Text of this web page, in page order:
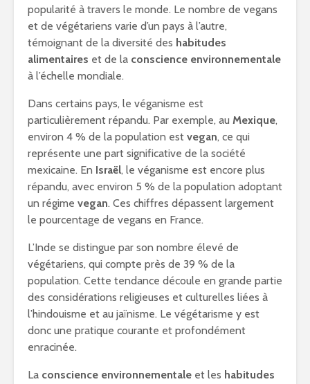
popularité à travers le monde. Le nombre de vegans
et de végétariens varie d’un pays à l’autre,
témoignant de la diversité des habitudes
alimentaires et de la conscience environnementale
à l’échelle mondiale.
Dans certains pays, le véganisme est
particulièrement répandu. Par exemple, au Mexique,
environ 4 % de la population est vegan, ce qui
représente une part significative de la société
mexicaine. En Israël, le véganisme est encore plus
répandu, avec environ 5 % de la population adoptant
un régime vegan. Ces chiffres dépassent largement
le pourcentage de vegans en France.
L’Inde se distingue par son nombre élevé de
végétariens, qui compte près de 39 % de la
population. Cette tendance découle en grande partie
des considérations religieuses et culturelles liées à
l’hindouisme et au jaïnisme. Le végétarisme y est
donc une pratique courante et profondément
enracinée.
La conscience environnementale et les habitudes